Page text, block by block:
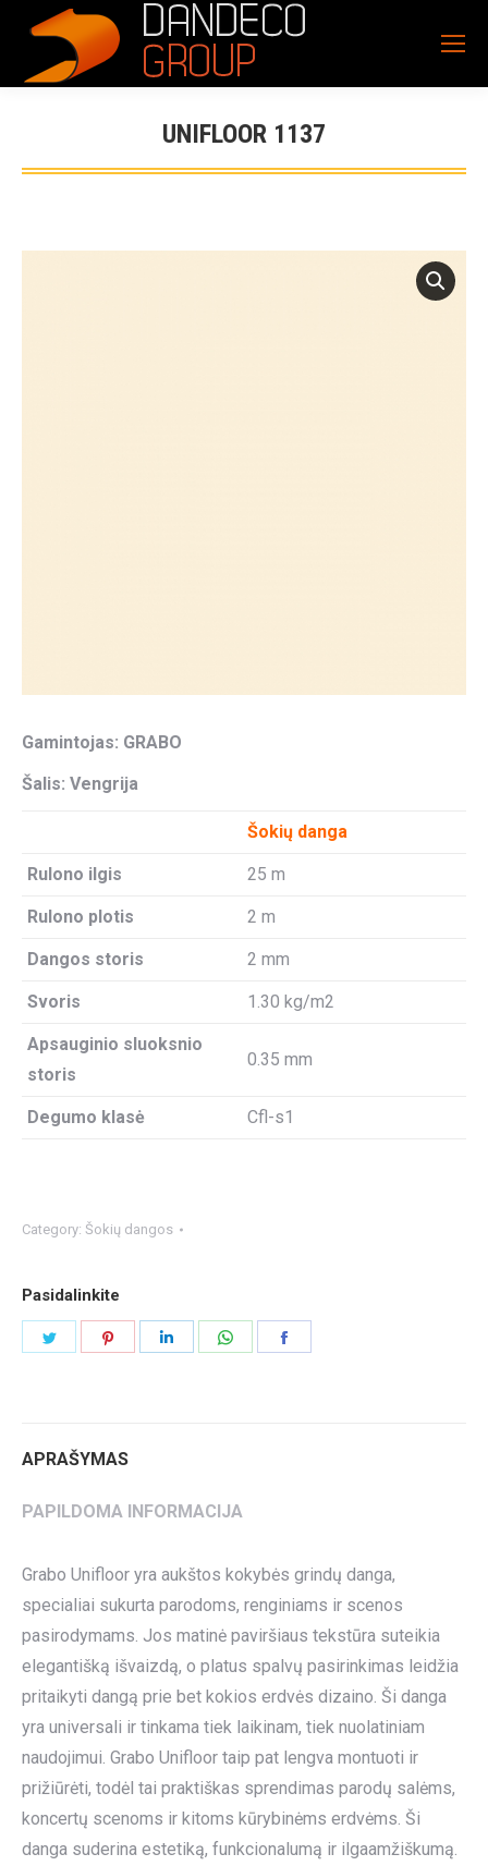
UNIFLOOR 1137
Gamintojas: GRABO
Šalis: Vengrija
Šokių danga
Rulono ilgis 25 m
Rulono plotis 2 m
Dangos storis 2 mm
Svoris 1.30 kg/m2
Apsauginio sluoksnio
storis
0.35 mm
Degumo klasė Cfl-s1
Category: Šokių dangos
Pasidalinkite
APRAŠYMAS
PAPILDOMA INFORMACIJA
Grabo Unifloor yra aukštos kokybės grindų danga,
specialiai sukurta parodoms, renginiams ir scenos
pasirodymams. Jos matinė paviršiaus tekstūra suteikia
elegantišką išvaizdą, o platus spalvų pasirinkimas leidžia
pritaikyti dangą prie bet kokios erdvės dizaino. Ši danga
yra universali ir tinkama tiek laikinam, tiek nuolatiniam
naudojimui. Grabo Unifloor taip pat lengva montuoti ir
prižiūrėti, todėl tai praktiškas sprendimas parodų salėms,
koncertų scenoms ir kitoms kūrybinėms erdvėms. Ši
danga suderina estetiką, funkcionalumą ir ilgaamžiškumą.